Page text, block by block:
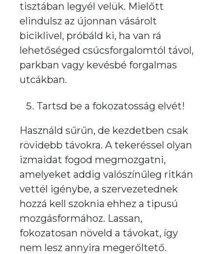
tisztában legyél velük. Mielőtt
elindulsz az újonnan vásárolt
biciklivel, próbáld ki, ha van rá
lehetőséged csúcsforgalomtól távol,
parkban vagy kevésbé forgalmas
utcákban.
Tartsd be a fokozatosság elvét!
Használd sűrűn, de kezdetben csak
rövidebb távokra. A tekeréssel olyan
izmaidat fogod megmozgatni,
amelyeket addig valószínűleg ritkán
vettél igénybe, a szervezetednek
hozzá kell szoknia ehhez a tipusú
mozgásformához. Lassan,
fokozatosan növeld a távokat, így
nem lesz annyira megerőltető.